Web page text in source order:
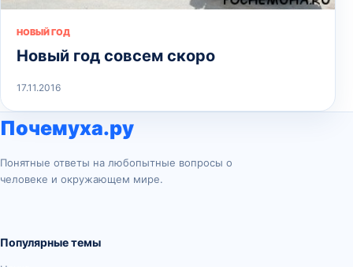
НОВЫЙ ГОД
Новый год совсем скоро
17.11.2016
Почемуха.ру
Понятные ответы на любопытные вопросы о
человеке и окружающем мире.
Популярные темы